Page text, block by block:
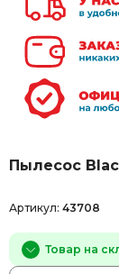
Пылесос
Артикул: 43708
Товар на